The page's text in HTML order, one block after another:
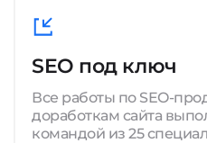
SEO под ключ
Все работы по SEO-
доработкам сайта
командой из 25